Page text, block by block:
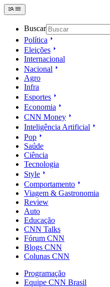
Buscar
Política
Eleições
Internacional
Nacional
Agro
Infra
Esportes
Economia
CNN Money
Inteligência Artificial
Pop
Saúde
Ciência
Tecnologia
Style
Comportamento
Viagem & Gastronomia
Review
Auto
Educação
CNN Talks
Fórum CNN
Blogs CNN
Colunas CNN
Programação
Equipe CNN Brasil